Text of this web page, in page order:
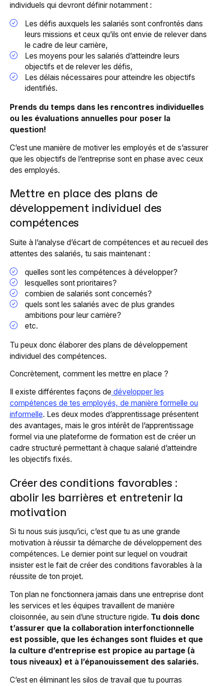
individuels qui devront définir notamment :
Les défis auxquels les salariés sont confrontés dans
leurs missions et ceux qu’ils ont envie de relever dans
le cadre de leur carrière,
Les moyens pour les salariés d’atteindre leurs
objectifs et de relever les défis,
Les délais nécessaires pour atteindre les objectifs
identifiés.
Prends du temps dans les rencontres individuelles
ou les évaluations annuelles pour poser la
question!
C’est une manière de motiver les employés et de s’assurer
que les objectifs de l’entreprise sont en phase avec ceux
des employés.
Mettre en place des plans de
développement individuel des
compétences
Suite à l’analyse d’écart de compétences et au recueil des
attentes des salariés, tu sais maintenant :
quelles sont les compétences à développer?
lesquelles sont prioritaires?
combien de salariés sont concernés?
quels sont les salariés avec de plus grandes
ambitions pour leur carrière?
etc.
Tu peux donc élaborer des plans de développement
individuel des compétences.
Concrètement, comment les mettre en place ?
Il existe différentes façons de développer les
compétences de tes employés, de manière formelle ou
informelle. Les deux modes d’apprentissage présentent
des avantages, mais le gros intérêt de l’apprentissage
formel via une plateforme de formation est de créer un
cadre structuré permettant à chaque salarié d’atteindre
les objectifs fixés.
Créer des conditions favorables :
abolir les barrières et entretenir la
motivation
Si tu nous suis jusqu’ici, c’est que tu as une grande
motivation à réussir ta démarche de développement des
compétences. Le dernier point sur lequel on voudrait
insister est le fait de créer des conditions favorables à la
réussite de ton projet.
Ton plan ne fonctionnera jamais dans une entreprise dont
les services et les équipes travaillent de manière
cloisonnée, au sein d’une structure rigide. Tu dois donc
t’assurer que la collaboration interfonctionnelle
est possible, que les échanges sont fluides et que
la culture d’entreprise est propice au partage (à
tous niveaux) et à l’épanouissement des salariés.
C’est en éliminant les silos de travail que tu pourras